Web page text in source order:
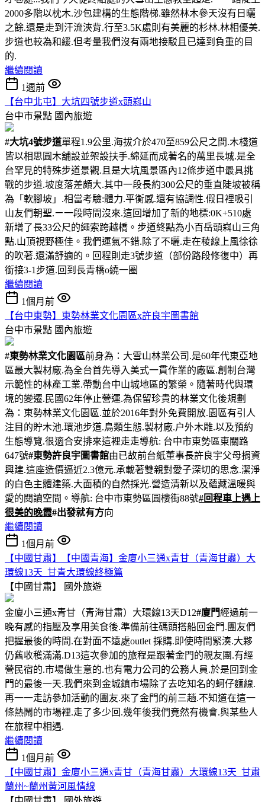
2000多階以枕木.沙包建構的生態階梯.雖然林木參天沒有日曬
之餘.還是走到汗流浹背.行至3.5K處則有美麗的杉林.林相優美.
步道也較為和緩.但考量我們沒有兩地接駁且已達到負重的目
的.
繼續閱讀
1週前
【台中北屯】大坑四號步道x頭嵙山
台中市景點 國內旅遊
#大坑4號步道單程1.9公里.海拔介於470至859公尺之間.木棧道
皆以相思圓木舖設並架設扶手.綿延而成著名的萬里長城.是全
台罕見的特殊步道景觀.且是大坑風景區內12條步道中最具挑
戰的步道.坡度落差頗大.其中一段長約300公尺的垂直陡坡被稱
為「軟腳坡」.相當考驗:體力.平衡感.還有協調性.假日裡吸引
山友們朝聖.ㄧ一段時間沒來.這回增加了新的地標:0K+510處
新增了長33公尺的繩索跨越橋。步道終點為小百岳頭嵙山三角
點.山頂視野極佳。我們運氣不錯.除了不曬.走在稜線上風徐徐
的吹著.還滿舒適的。回程則走3號步道（部份路段修復中）再
銜接3-1步道.回到長青橋o繞一圈
繼續閱讀
1個月前
【台中東勢】東勢林業文化園區x許良宇圖書館
台中市景點 國內旅遊
#東勢林業文化園區前身為：大雪山林業公司.是60年代東亞地
區最大製材廠.為全台首先導入美式一貫作業的廠區.創制台灣
示範性的林產工業.帶動台中山城地區的繁榮。隨著時代與環
境的變遷.民國62年停止營運.為保留珍貴的林業文化後規劃
為：東勢林業文化園區.並於2016年對外免費開放.園區有引人
注目的貯木池.環池步道.鳥類生態.製材廠.户外木雕.以及預約
生態導覽.很適合安排來這裡走走導航: 台中市東勢區東關路
647號#東勢許良宇圖書館由已故前台紙董事長許良宇父母捐資
興建.這座造價逼近2.3億元.承載著雙親對愛子深切的思念.潔淨
的白色主體建築.大面積的自然採光.營造清新以及蘊藏溫暖與
愛的閱讀空間。導航: 台中市東勢區圓樓街88號#回程車上遇上
很美的晚霞#出發就有方向
繼續閱讀
1個月前
【中國甘肅】【中國青海】金廈小三通x青甘（青海甘肅）大
環線13天_甘青大環線終極篇
【中國甘肅】
國外旅遊
金廈小三通x青甘（青海甘肅）大環線13天D12#廈門經過前一
晚有感的指壓及享用美食後.準備前往碼頭搭船回金門.團友們
把握最後的時間.在對面不遠處outlet 採購.即使時間緊湊.大夥
仍舊收穫滿滿.D13這次參加的旅程是跟著金門的親友團.有經
營民宿的.市場做生意的.也有電力公司的公務人員.於是回到金
門的最後一天.我們來到金城鎮市場除了去吃知名的蚵仔麵線.
再一一走訪參加活動的團友.來了金門的前三趟.不知道在這一
條熱鬧的市場裡.走了多少回.幾年後我們竟然有機會.與某些人
在旅程中相遇.
繼續閱讀
1個月前
【中國甘肅】金廈小三通x青甘（青海甘肅）大環線13天_甘肅
蘭州~蘭州黃河風情線